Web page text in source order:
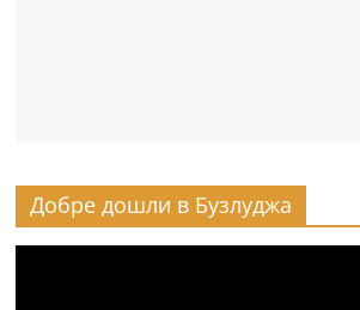
Добре дошли в Бузлуджа